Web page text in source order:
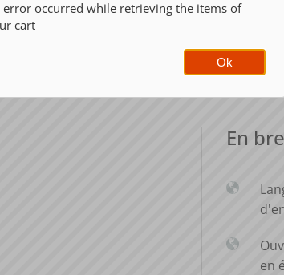
Automne (sept. à
En
en
error occurred while retrieving the items of
cart
Ok